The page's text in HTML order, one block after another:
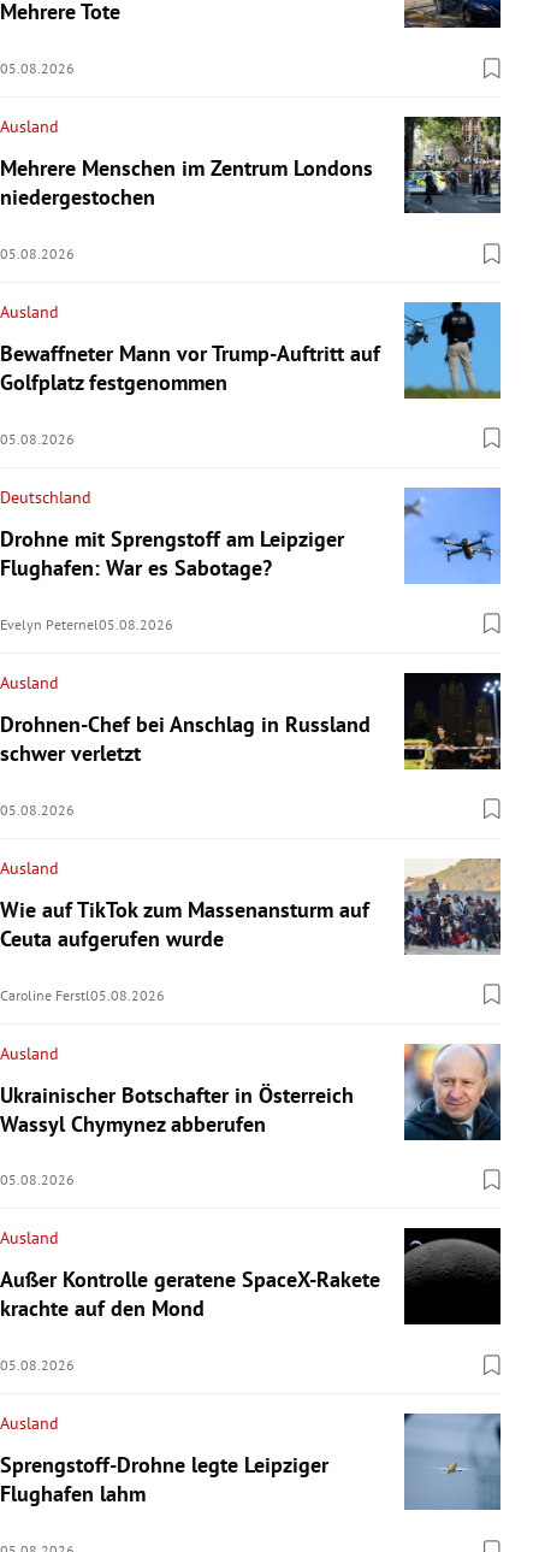
Mehrere Tote
05.08.2026
Ausland
Mehrere Menschen im Zentrum Londons
niedergestochen
05.08.2026
Ausland
Bewaffneter Mann vor Trump-Auftritt auf
Golfplatz festgenommen
05.08.2026
Deutschland
Drohne mit Sprengstoff am Leipziger
Flughafen: War es Sabotage?
Evelyn Peternel05.08.2026
Ausland
Drohnen-Chef bei Anschlag in Russland
schwer verletzt
05.08.2026
Ausland
Wie auf TikTok zum Massenansturm auf
Ceuta aufgerufen wurde
Caroline Ferstl05.08.2026
Ausland
Ukrainischer Botschafter in Österreich
Wassyl Chymynez abberufen
05.08.2026
Ausland
Außer Kontrolle geratene SpaceX-Rakete
krachte auf den Mond
05.08.2026
Ausland
Sprengstoff-Drohne legte Leipziger
Flughafen lahm